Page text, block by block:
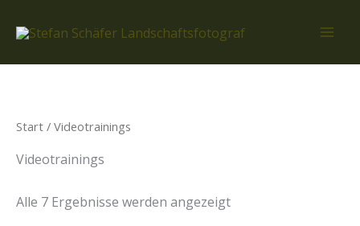
Inhalt
Start / Videotrainings
Videotrainings
Alle 7 Ergebnisse werden angezeigt
sortiert